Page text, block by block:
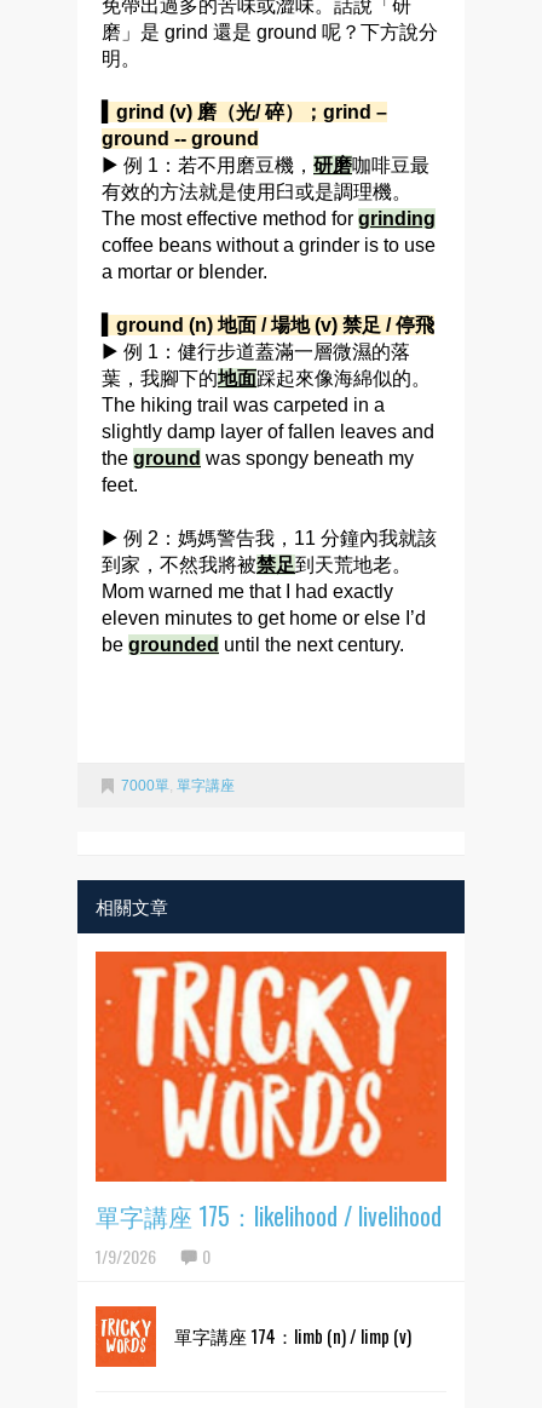
免帶出過多的苦味或澀味。話說「研
磨」是 grind 還是 ground 呢？下方說分
明。
▍grind (v) 磨（光/ 碎）；grind –
ground -- ground
▶ 例 1：若不用磨豆機， 研磨咖啡豆最
有效的方法就是使用臼或是調理機。
The most effective method for grinding
coffee beans without a grinder is to use
a mortar or blender.
▍ground (n) 地面 / 場地 (v) 禁足 / 停飛
▶ 例 1：健行步道蓋滿一層微濕的落
葉，我腳下的地面踩起來像海綿似的。
The hiking trail was carpeted in a
slightly damp layer of fallen leaves and
the ground was spongy beneath my
feet.
▶ 例 2：媽媽警告我，11 分鐘內我就該
到家，不然我將被禁足到天荒地老。
Mom warned me that I had exactly
eleven minutes to get home or else I’d
be grounded until the next century.
7000單 單字講座
相關文章
單字講座 175：likelihood / livelihood
1/9/2026 0
單字講座 174：limb (n) / limp (v)